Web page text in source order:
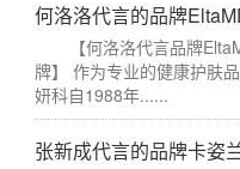
何洛洛代言的品牌
【何洛洛代言品牌
牌】 作为专业的健康护肤
妍科自1988年......
张新成代言的品牌卡姿